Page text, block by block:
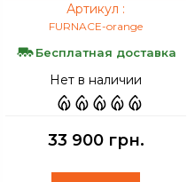
Артикул :
FURNACE-orange
Бесплатная доставка
Нет в наличии
33 900 грн.